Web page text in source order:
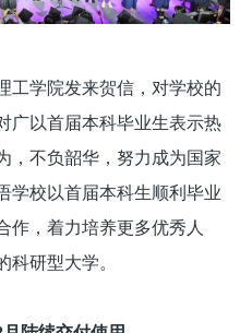
工学院发来贺信，对学校的
广以首届本科毕业生表示热
，不负韶华，努力成为国家
学校以首届本科生顺利毕业
作，着力培养更多优秀人
科研型大学。